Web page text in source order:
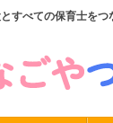
すべての保育士をつ